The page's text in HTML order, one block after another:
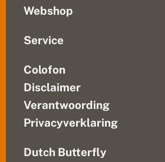
Webshop
Service
Colofon
Disclaimer
Verantwoording
Privacyverklaring
Dutch Butterfly